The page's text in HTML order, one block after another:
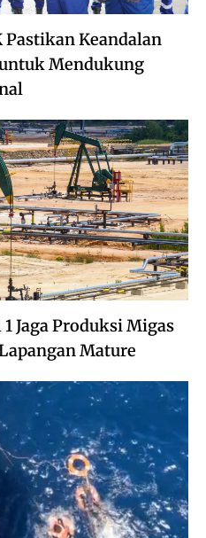
Keandalan
Mendukung
Jaga Produksi Migas
Mature